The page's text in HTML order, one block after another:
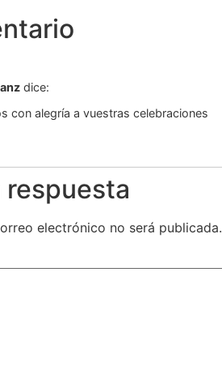
dice:
con alegría a vuestras celebraciones
respuesta
electrónico no será publicada.